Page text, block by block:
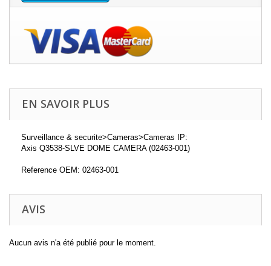
EN SAVOIR PLUS
Surveillance & securite>Cameras>Cameras IP:
Axis Q3538-SLVE DOME CAMERA (02463-001)
Reference OEM: 02463-001
AVIS
Aucun avis n'a été publié pour le moment.